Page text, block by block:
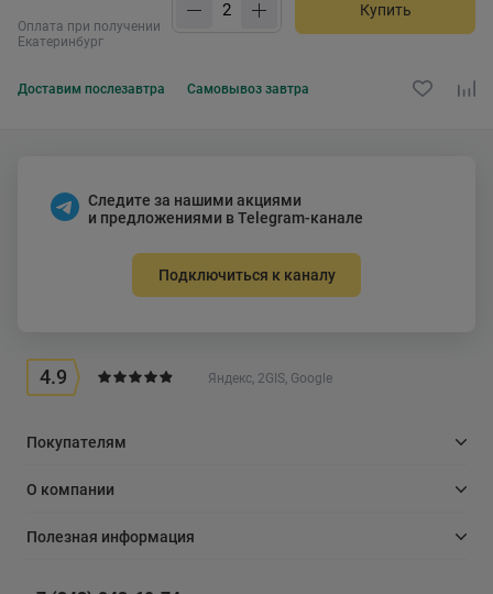
Оплата при получении
Екатеринбург
Купить
Доставим послезавтра Самовывоз завтра
Следите за нашими акциями
и предложениями в Telegram-канале
Подключиться к каналу
4.9 Яндекс, 2GIS, Google
Покупателям
О компании
Полезная информация